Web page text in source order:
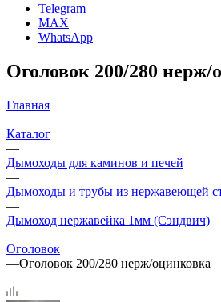
Telegram
MAX
WhatsApp
Оголовок 200/280 нерж/
Главная
—
Каталог
—
Дымоходы для каминов и печей
—
Дымоходы и трубы из нержавеющей
—
Дымоход нержавейка 1мм (Сэндвич)
—
Оголовок
—Оголовок 200/280 нерж/оцинковка